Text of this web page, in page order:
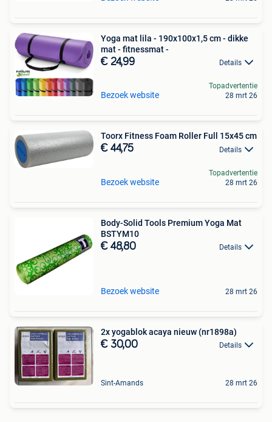
Yoga mat lila - 190x100x1,5 cm - dikke
mat - fitnessmat -
€ 24,99 Details
Bezoek website
Topadvertentie
28 mrt 26
Toorx Fitness Foam Roller Full 15x45 cm
€ 44,75 Details
Bezoek website
Topadvertentie
28 mrt 26
Body-Solid Tools Premium Yoga Mat
BSTYM10
€ 48,80 Details
Bezoek website 28 mrt 26
2x yogablok acaya nieuw (nr1898a)
€ 30,00 Details
Sint-Amands 28 mrt 26